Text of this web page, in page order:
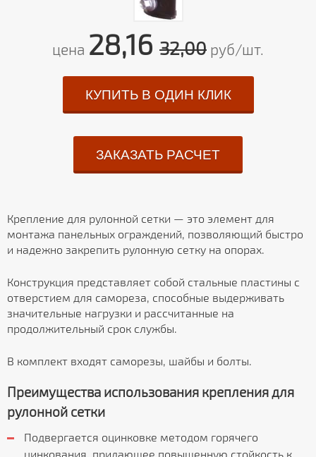
цена 28,16 32,00 руб/шт.
КУПИТЬ В ОДИН КЛИК
ЗАКАЗАТЬ РАСЧЕТ
Крепление для рулонной сетки — это элемент для
монтажа панельных ограждений, позволяющий быстро
и надежно закрепить рулонную сетку на опорах.
Конструкция представляет собой стальные пластины с
отверстием для самореза, способные выдерживать
значительные нагрузки и рассчитанные на
продолжительный срок службы.
В комплект входят саморезы, шайбы и болты.
Преимущества использования крепления для
рулонной сетки
Подвергается оцинковке методом горячего
цинкования, придающее повышенную стойкость к